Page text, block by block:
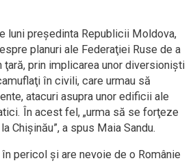
luni preşedinta Republicii Moldova,
planuri ale Federaţiei Ruse de a
prin implicarea unor diversionişti
în civili, care urmau să
atacuri asupra unor edificii ale
În acest fel, „urma să se forţeze
Chişinău”, a spus Maia Sandu.
pericol şi are nevoie de o Românie